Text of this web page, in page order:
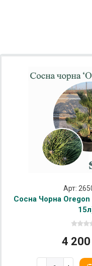
Арт:
Сосна Чорна
4 200